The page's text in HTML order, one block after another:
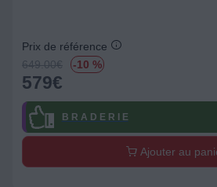
Prix de référence
649.00€ -10 %
579€
B R A D E R I E
Ajouter au